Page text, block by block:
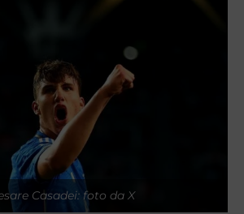
Casadei: foto da X